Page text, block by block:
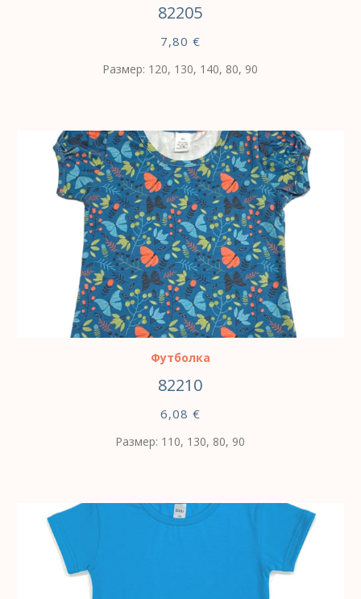
82205
7,80 €
Размер: 120, 130, 140, 80, 90
ВЫБЕРИТЕ ПАРАМЕТРЫ
Футболка
82210
6,08 €
Размер: 110, 130, 80, 90